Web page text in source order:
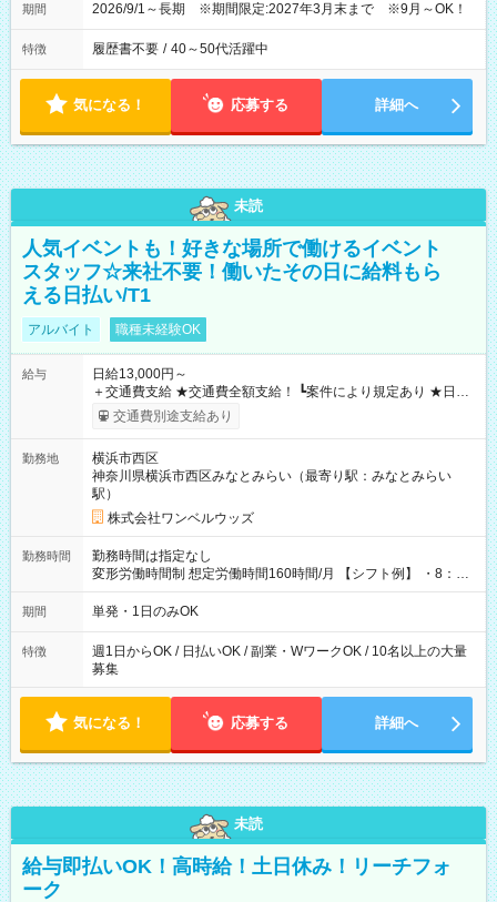
期間 2026/9/1～長期 ※期間限定:2027年3月末まで ※9月～OK！
特徴 履歴書不要 / 40～50代活躍中
気になる！ 応募する 詳細へ
未読
人気イベントも！好きな場所で働けるイベント
スタッフ☆来社不要！働いたその日に給料もら
える日払い/T1
アルバイト 職種未経験OK
給与
日給13,000円～
＋交通費支給 ★交通費全額支給！ ┗案件により規定あり ★日払
いOK！（規定あり） ┗働いたその日に現金GET♪ お仕事後はコ
ンビニATMから 日払い分を引き落とせます！ 【試用期間】試
交通費別途支給あり
勤務地
横浜市西区
神奈川県横浜市西区みなとみらい（最寄り駅：みなとみらい
駅）
株式会社ワンベルウッズ
勤務時間
勤務時間は指定なし
変形労働時間制 想定労働時間160時間/月 【シフト例】 ・8：00
～21：00
期間 単発・1日のみOK
特徴
週1日からOK / 日払いOK / 副業・WワークOK / 10名以上の大量
募集
気になる！ 応募する 詳細へ
未読
給与即払いOK！高時給！土日休み！リーチフォ
ーク